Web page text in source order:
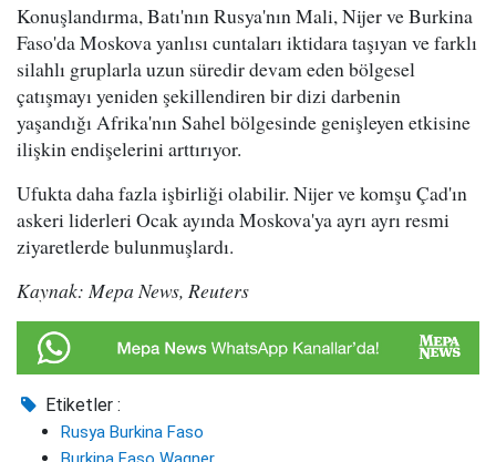
Konuşlandırma, Batı'nın Rusya'nın Mali, Nijer ve Burkina
Faso'da Moskova yanlısı cuntaları iktidara taşıyan ve farklı
silahlı gruplarla uzun süredir devam eden bölgesel
çatışmayı yeniden şekillendiren bir dizi darbenin
yaşandığı Afrika'nın Sahel bölgesinde genişleyen etkisine
ilişkin endişelerini arttırıyor.
Ufukta daha fazla işbirliği olabilir. Nijer ve komşu Çad'ın
askeri liderleri Ocak ayında Moskova'ya ayrı ayrı resmi
ziyaretlerde bulunmuşlardı.
Kaynak: Mepa News, Reuters
Etiketler :
Rusya Burkina Faso